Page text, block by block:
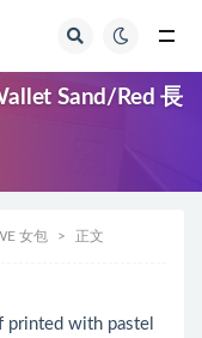
Sand/Red 長
女包 正文
printed with pastel